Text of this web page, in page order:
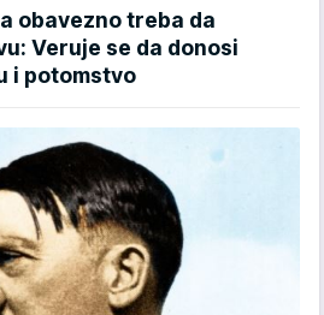
obavezno treba da
Veruje se da donosi
i potomstvo